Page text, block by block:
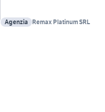
Agenzia Remax Platinum SRL